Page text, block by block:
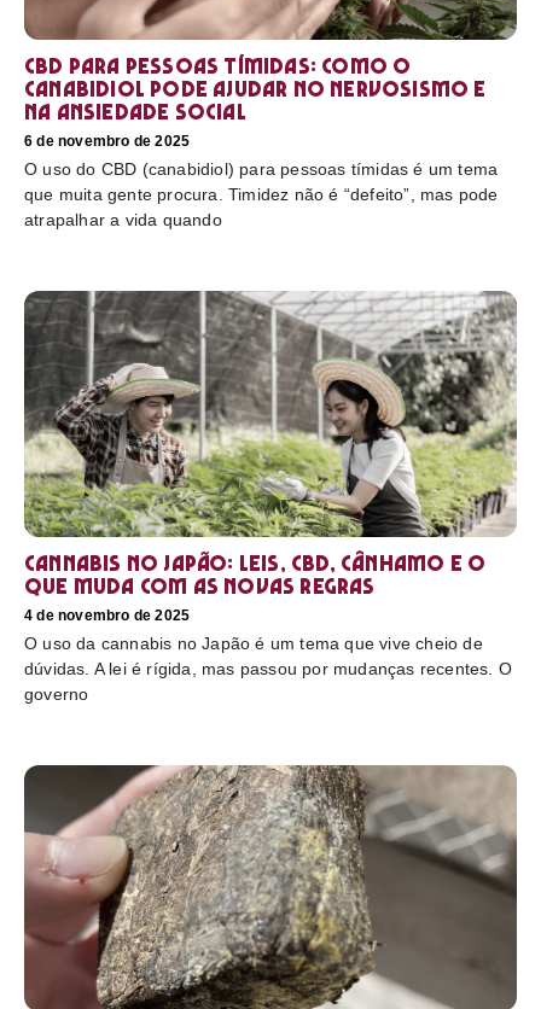
CBD para pessoas tímidas: como o
canabidiol pode ajudar no nervosismo e
na ansiedade social
6 de novembro de 2025
O uso do CBD (canabidiol) para pessoas tímidas é um tema
que muita gente procura. Timidez não é “defeito”, mas pode
atrapalhar a vida quando
Cannabis no Japão: leis, CBD, cânhamo e o
que muda com as novas regras
4 de novembro de 2025
O uso da cannabis no Japão é um tema que vive cheio de
dúvidas. A lei é rígida, mas passou por mudanças recentes. O
governo